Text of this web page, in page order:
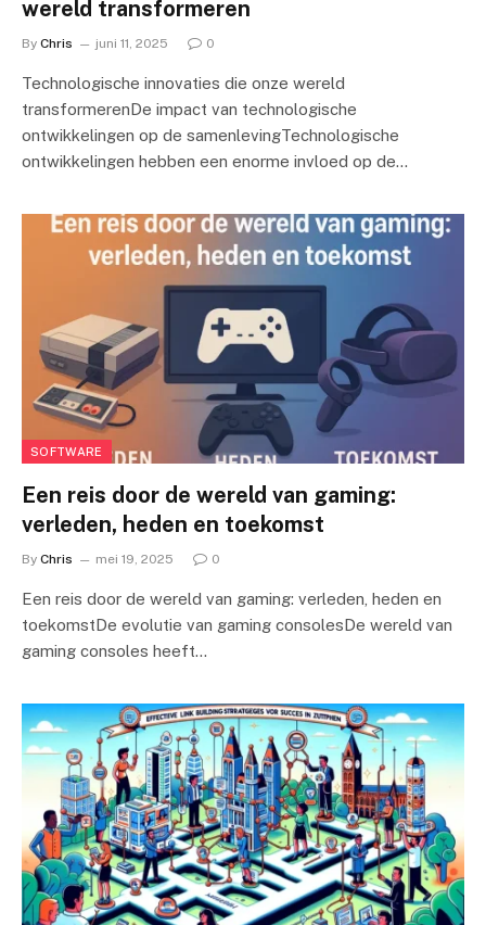
wereld transformeren
By Chris juni 11, 2025 0
Technologische innovaties die onze wereld
transformerenDe impact van technologische
ontwikkelingen op de samenlevingTechnologische
ontwikkelingen hebben een enorme invloed op de…
SOFTWARE
Een reis door de wereld van gaming:
verleden, heden en toekomst
By Chris mei 19, 2025 0
Een reis door de wereld van gaming: verleden, heden en
toekomstDe evolutie van gaming consolesDe wereld van
gaming consoles heeft…